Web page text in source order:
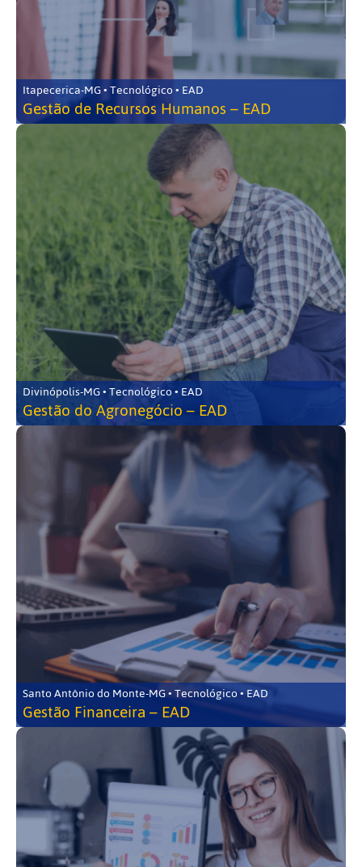
Itapecerica-MG • Tecnológico • EAD
Gestão de Recursos Humanos – EAD
Divinópolis-MG • Tecnológico • EAD
Gestão do Agronegócio – EAD
Santo Antônio do Monte-MG • Tecnológico • EAD
Gestão Financeira – EAD